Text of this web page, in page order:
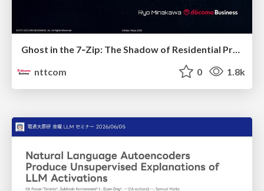
nttcom
0 1.8k